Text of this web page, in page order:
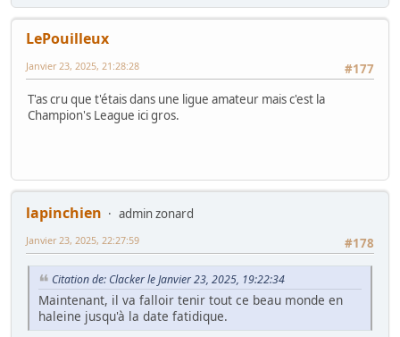
LePouilleux
#177
Janvier 23, 2025, 21:28:28
T'as cru que t'étais dans une ligue amateur mais c'est la
Champion's League ici gros.
lapinchien
admin zonard
#178
Janvier 23, 2025, 22:27:59
Citation de: Clacker le Janvier 23, 2025, 19:22:34
Maintenant, il va falloir tenir tout ce beau monde en
haleine jusqu'à la date fatidique.